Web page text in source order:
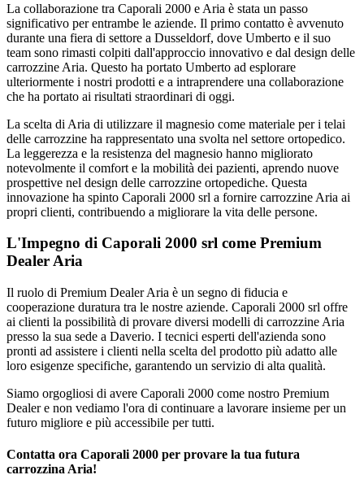
La collaborazione tra Caporali 2000 e Aria è stata un passo
significativo per entrambe le aziende. Il primo contatto è avvenuto
durante una fiera di settore a Dusseldorf, dove Umberto e il suo
team sono rimasti colpiti dall'approccio innovativo e dal design delle
carrozzine Aria. Questo ha portato Umberto ad esplorare
ulteriormente i nostri prodotti e a intraprendere una collaborazione
che ha portato ai risultati straordinari di oggi.
La scelta di Aria di utilizzare il magnesio come materiale per i telai
delle carrozzine ha rappresentato una svolta nel settore ortopedico.
La leggerezza e la resistenza del magnesio hanno migliorato
notevolmente il comfort e la mobilità dei pazienti, aprendo nuove
prospettive nel design delle carrozzine ortopediche. Questa
innovazione ha spinto Caporali 2000 srl a fornire carrozzine Aria ai
propri clienti, contribuendo a migliorare la vita delle persone.
L'Impegno di Caporali 2000 srl come Premium
Dealer Aria
Il ruolo di Premium Dealer Aria è un segno di fiducia e
cooperazione duratura tra le nostre aziende. Caporali 2000 srl offre
ai clienti la possibilità di provare diversi modelli di carrozzine Aria
presso la sua sede a Daverio. I tecnici esperti dell'azienda sono
pronti ad assistere i clienti nella scelta del prodotto più adatto alle
loro esigenze specifiche, garantendo un servizio di alta qualità.
Siamo orgogliosi di avere Caporali 2000 come nostro Premium
Dealer e non vediamo l'ora di continuare a lavorare insieme per un
futuro migliore e più accessibile per tutti.
Contatta ora Caporali 2000 per provare la tua futura
carrozzina Aria!